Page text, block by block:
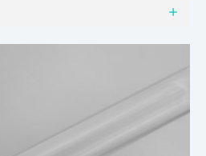
Service
Nyheter